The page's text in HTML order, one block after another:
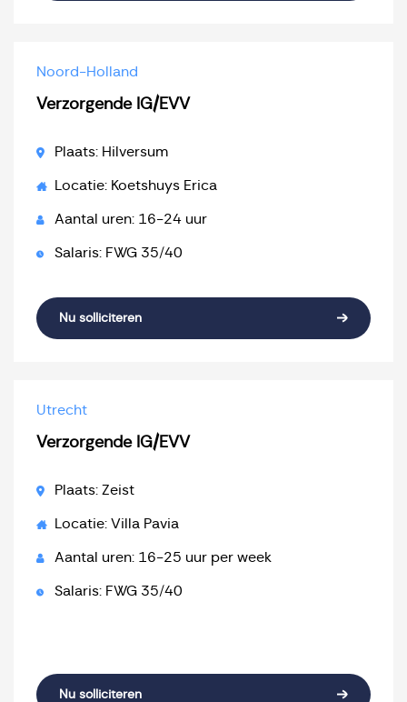
Noord-Holland
Verzorgende IG/EVV
Plaats: Hilversum
Locatie: Koetshuys Erica
Aantal uren: 16-24 uur
Salaris: FWG 35/40
Nu solliciteren
Utrecht
Verzorgende IG/EVV
Plaats: Zeist
Locatie: Villa Pavia
Aantal uren: 16-25 uur per week
Salaris: FWG 35/40
Nu solliciteren